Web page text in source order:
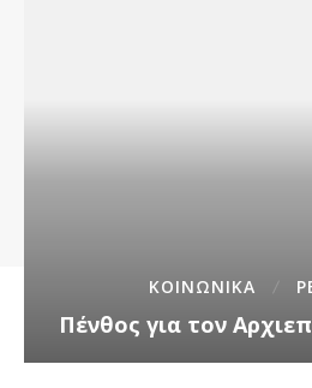
ΚΟΙΝΩΝΙΚΑ
Πένθος για τον